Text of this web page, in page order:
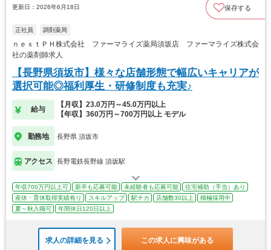
更新日：2026年6月18日 保存する
正社員 調剤薬局
ｎｅｘｔＰＨ株式会社 ファーマライズ薬局須坂店 ファーマライズ株式会
社の薬剤師求人
【長野県須坂市】様々な店舗形態で幅広いキャリアが
選択可能◎福利厚生・研修制度も充実♪
給与
【月収】23.0万円～45.0万円以上
【年収】360万円～700万円以上 モデル
勤務地 長野県 須坂市
アクセス 長野電鉄長野線 須坂駅
年収700万円以上可 新卒も応募可能 未経験者も応募可能
住宅補助（手当）あり
産休・育休取得実績有り
スキルアップ 駅チカ 店舗数30以上
積極採用中
夏～秋入職可
年間休日120日以上
求人の詳細を見る この求人に興味がある